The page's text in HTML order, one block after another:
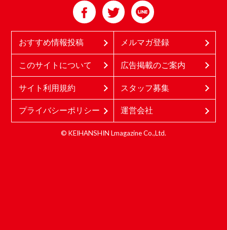
おすすめ情報投稿 メルマガ登録
このサイトについて 広告掲載のご案内
サイト利用規約 スタッフ募集
プライバシーポリシー 運営会社
© KEIHANSHIN Lmagazine Co.,Ltd.